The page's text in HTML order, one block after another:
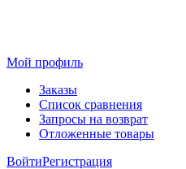
Мой профиль
Заказы
Список сравнения
Запросы на возврат
Отложенные товары
ВойтиРегистрация